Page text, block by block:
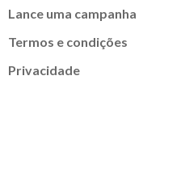
Lance uma campanha
Termos e condições
Privacidade